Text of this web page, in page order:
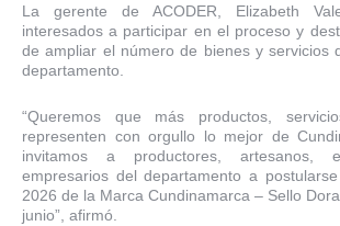
La gerente de ACODER, Elizabeth
interesados a participar en el proceso y
de ampliar el número de bienes y servicios
departamento.
“Queremos que más productos,
representen con orgullo lo mejor de
invitamos a productores, artesanos,
empresarios del departamento a
2026 de la Marca Cundinamarca – Sello
junio”, afirmó.